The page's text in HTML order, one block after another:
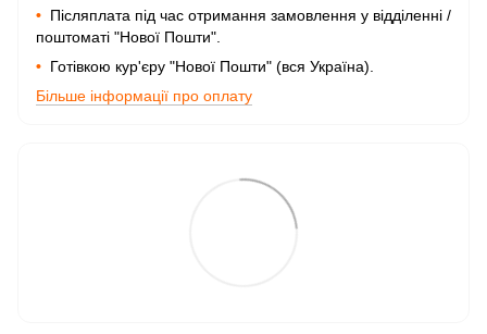
• Післяплата під час отримання замовлення у відділенні /
поштоматі "Нової Пошти".
• Готівкою кур'єру "Нової Пошти" (вся Україна).
Більше інформації про оплату